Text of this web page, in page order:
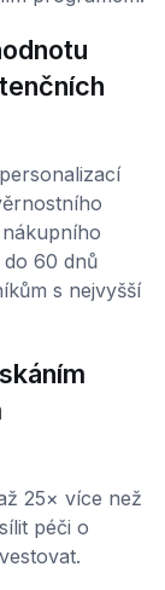
60 dnů
s nejvyšší
25× více než
péči o